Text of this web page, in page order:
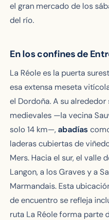
el gran mercado de los
del río.
En los confines de
La Réole es la puerta
esa extensa meseta
el Dordoña. A su alrededor
medievales —la vecina
solo 14 km—,abadías
laderas cubiertas de
Mers. Hacia el sur, el valle
Langon, a los Graves y a
Marmandais. Esta
de encuentro se refleja
ruta La Réole forma parte